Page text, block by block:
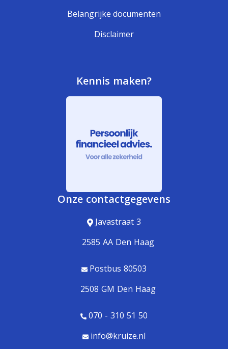
Belangrijke documenten
Disclaimer
Kennis maken?
Onze contactgegevens
Javastraat 3
2585 AA Den Haag
Postbus 80503
2508 GM Den Haag
070 - 310 51 50
info@kruize.nl